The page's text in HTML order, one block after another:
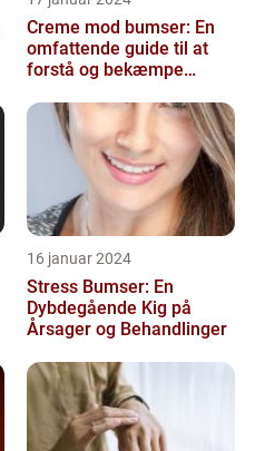
Creme mod bumser: En
omfattende guide til at
forstå og bekæmpe
16 januar 2024
Stress Bumser: En
Dybdegående Kig på
Årsager og Behandlinger